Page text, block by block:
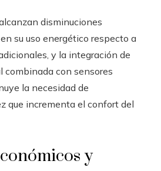
disminuciones
su uso energético respecto a
y la integración de
combinada con sensores
la necesidad de
que incrementa el confort del
y